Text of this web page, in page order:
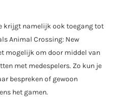
krijgt namelijk ook toegang tot
Animal Crossing: New
mogelijk om door middel van
met medespelers. Zo kun je
bespreken of gewoon
het gamen.